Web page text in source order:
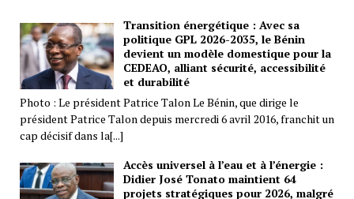
Transition énergétique : Avec sa
politique GPL 2026-2035, le Bénin
devient un modèle domestique pour la
CEDEAO, alliant sécurité, accessibilité
et durabilité
Photo : Le président Patrice Talon Le Bénin, que dirige le
président Patrice Talon depuis mercredi 6 avril 2016, franchit un
cap décisif dans la[...]
Accès universel à l’eau et à l’énergie :
Didier José Tonato maintient 64
projets stratégiques pour 2026, malgré